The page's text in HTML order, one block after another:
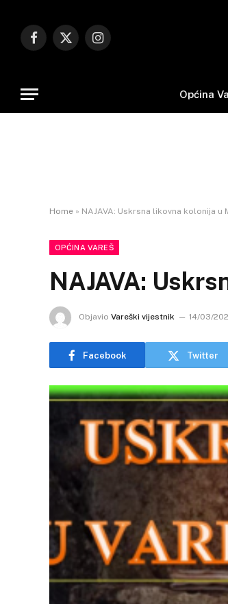
Facebook
X
Instagram
Općina
Home » NAJAVA: Uskrsna likovna kolonija u
OPĆINA VAREŠ
NAJAVA:
Objavio Vareški vijestnik 14/03/
Facebook Twitter